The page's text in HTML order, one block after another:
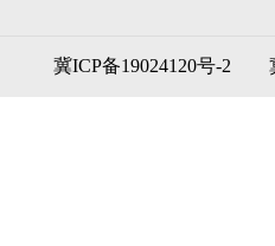
冀ICP备19024120号-2